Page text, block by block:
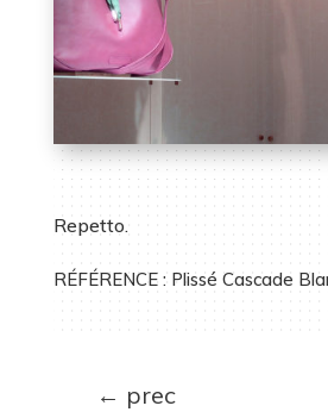
Repetto.
RÉFÉRENCE : Plissé Cascade
← prec